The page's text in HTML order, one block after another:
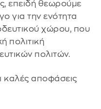
επειδή θεωρούμε
για την ενότητα
χώρου, που
πολιτική
πολιτών.
καλές αποφάσεις